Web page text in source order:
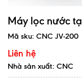
Máy lọc nước
Mã sku: CNC JV-200
Liên hệ
Nhà sản xuất: CNC